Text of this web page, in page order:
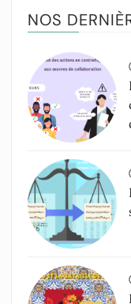
NOS